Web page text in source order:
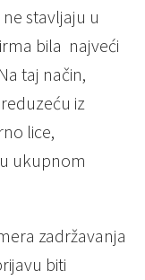
stavljaju u
bila najveći
taj način,
iz
lice,
ukupnom
zadržavanja
biti